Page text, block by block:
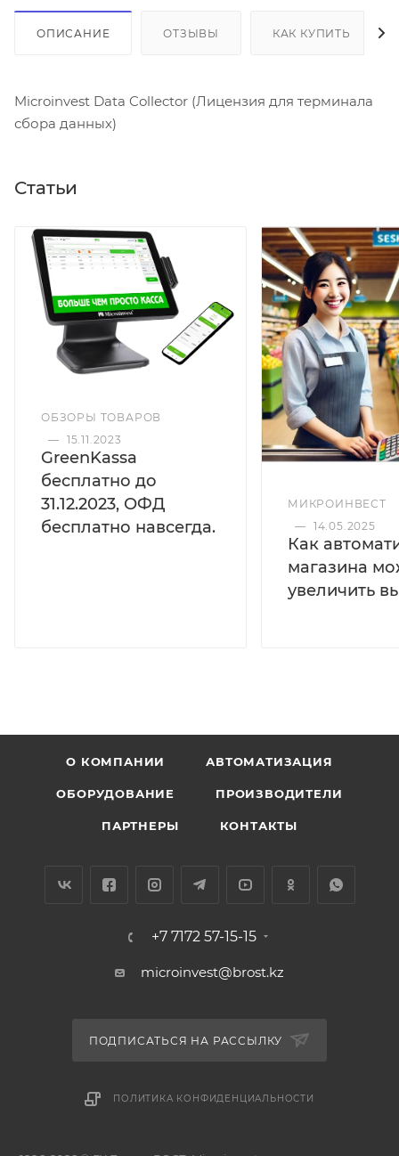
ОПИСАНИЕ ОТЗЫВЫ КАК КУПИТЬ
Microinvest Data Collector (Лицензия для терминала
сбора данных)
Статьи
ОБЗОРЫ ТОВАРОВ
— 15.11.2023
GreenKassa
бесплатно до
31.12.2023, ОФД
бесплатно навсегда.
МИКРОИНВЕСТ
— 14.05.2025
Как
магазина
увеличить
О КОМПАНИИ АВТОМАТИЗАЦИЯ
ОБОРУДОВАНИЕ ПРОИЗВОДИТЕЛИ
ПАРТНЕРЫ КОНТАКТЫ
+7 7172 57-15-15
microinvest@brost.kz
ПОДПИСАТЬСЯ НА РАССЫЛКУ
ПОЛИТИКА КОНФИДЕНЦИАЛЬНОСТИ